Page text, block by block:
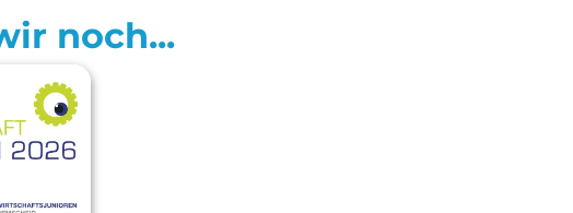
noch...